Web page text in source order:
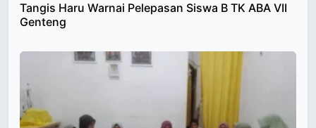
Tangis Haru Warnai Pelepasan Siswa B TK ABA VII
Genteng